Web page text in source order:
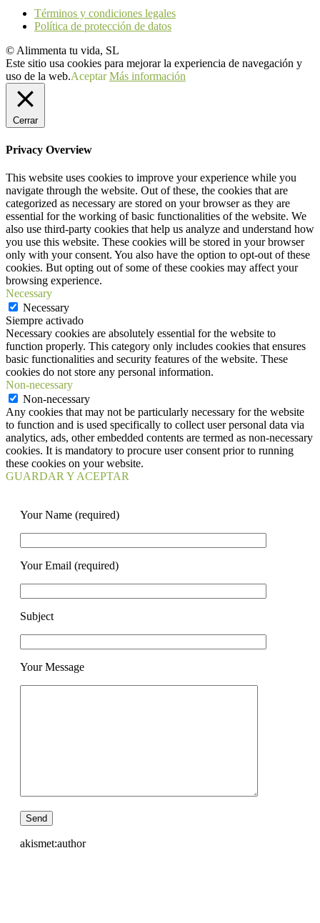
Términos y condiciones legales
Política de protección de datos
© Alimmenta tu vida, SL
Este sitio usa cookies para mejorar la experiencia de navegación y
uso de la web.Aceptar Más información
Cerrar
Privacy Overview
This website uses cookies to improve your experience while you
navigate through the website. Out of these, the cookies that are
categorized as necessary are stored on your browser as they are
essential for the working of basic functionalities of the website. We
also use third-party cookies that help us analyze and understand how
you use this website. These cookies will be stored in your browser
only with your consent. You also have the option to opt-out of these
cookies. But opting out of some of these cookies may affect your
browsing experience.
Necessary
Necessary
Siempre activado
Necessary cookies are absolutely essential for the website to
function properly. This category only includes cookies that ensures
basic functionalities and security features of the website. These
cookies do not store any personal information.
Non-necessary
Non-necessary
Any cookies that may not be particularly necessary for the website
to function and is used specifically to collect user personal data via
analytics, ads, other embedded contents are termed as non-necessary
cookies. It is mandatory to procure user consent prior to running
these cookies on your website.
GUARDAR Y ACEPTAR
Your Name (required)
Your Email (required)
Subject
Your Message
akismet:author